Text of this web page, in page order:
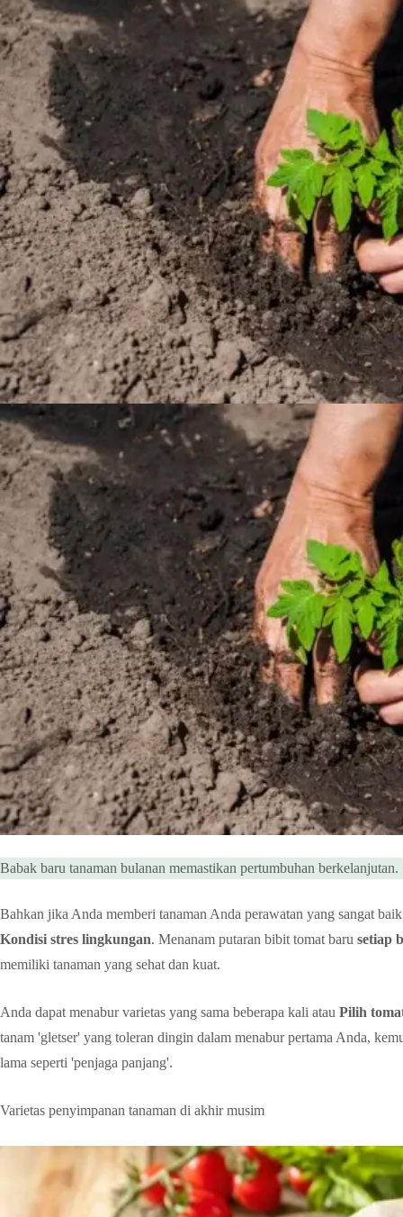
Babak baru tanaman bulanan memastikan pertumbuhan berkelanjutan.
Bahkan jika Anda memberi tanaman Anda perawatan yang sangat
Kondisi stres lingkungan. Menanam putaran bibit tomat baru setiap
memiliki tanaman yang sehat dan kuat.
Anda dapat menabur varietas yang sama beberapa kali atau Pilih
tanam 'gletser' yang toleran dingin dalam menabur pertama Anda,
lama seperti 'penjaga panjang'.
Varietas penyimpanan tanaman di akhir musim